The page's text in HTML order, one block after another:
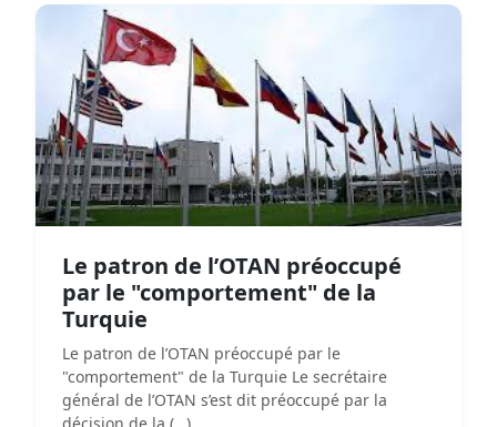
Le patron de l’OTAN préoccupé
par le "comportement" de la
Turquie
Le patron de l’OTAN préoccupé par le
"comportement" de la Turquie Le secrétaire
général de l’OTAN s’est dit préoccupé par la